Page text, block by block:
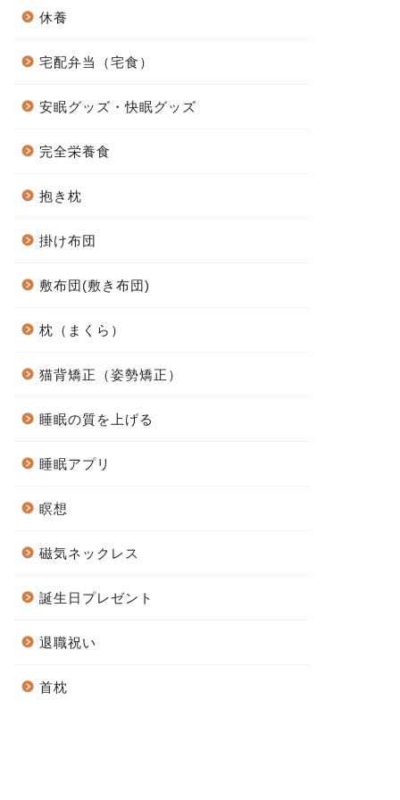
休養
宅配弁当（宅食）
安眠グッズ・快眠グッズ
完全栄養食
抱き枕
掛け布団
敷布団(敷き布団)
枕（まくら）
猫背矯正（姿勢矯正）
睡眠の質を上げる
睡眠アプリ
瞑想
磁気ネックレス
誕生日プレゼント
退職祝い
首枕